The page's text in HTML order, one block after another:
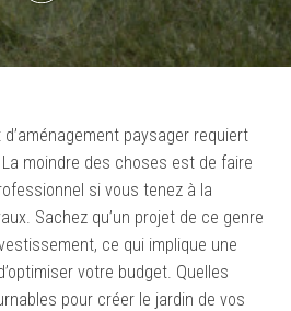
paysager requiert
moindre des choses est de faire
si vous tenez à la
Sachez qu’un projet de ce genre
ce qui implique une
votre budget. Quelles
pour créer le jardin de vos